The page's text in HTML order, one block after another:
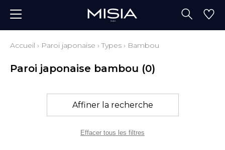
Accueil › Paroi japonaise ›Types › Bambou
Paroi japonaise bambou (0)
Affiner la recherche
Effacer tous les filtres